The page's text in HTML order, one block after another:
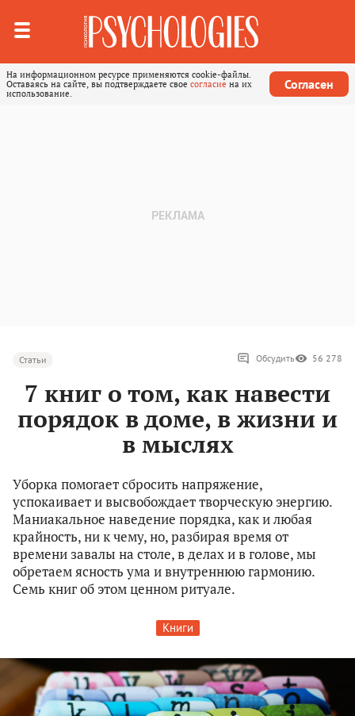
На информационном ресурсе применяются cookie-файлы.
Оставаясь на сайте, вы подтверждаете свое согласие на их
использование.
Согласен
Статьи Обсудить 56 278
7 книг о том, как навести
порядок в доме, в жизни и
в мыслях
Уборка помогает сбросить напряжение,
успокаивает и высвобождает творческую энергию.
Маниакальное наведение порядка, как и любая
крайность, ни к чему, но, разбирая время от
времени завалы на столе, в делах и в голове, мы
обретаем ясность ума и внутреннюю гармонию.
Семь книг об этом ценном ритуале.
Книги